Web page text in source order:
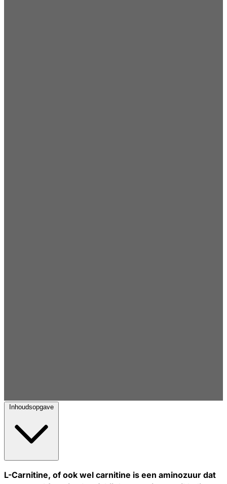
Inhoudsopgave
L-Carnitine, of ook wel carnitine is een aminozuur dat